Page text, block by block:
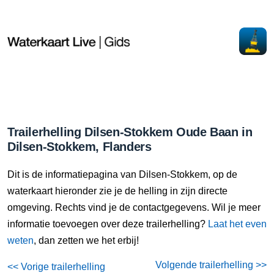
Trailerhelling Dilsen-Stokkem Oude Baan in
Dilsen-Stokkem, Flanders
Dit is de informatiepagina van Dilsen-Stokkem, op de
waterkaart hieronder zie je de helling in zijn directe
omgeving. Rechts vind je de contactgegevens. Wil je meer
informatie toevoegen over deze trailerhelling? Laat het even
weten, dan zetten we het erbij!
<< Vorige trailerhelling Volgende trailerhelling >>